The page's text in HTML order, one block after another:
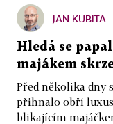
JAN KUBITA
Hledá se
majákem
Před několika dny
přihnalo obří
blikajícím